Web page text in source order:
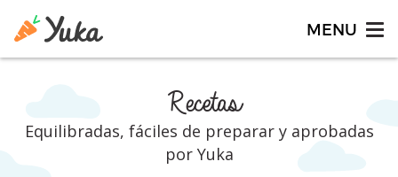
Recetas
Equilibradas, fáciles de preparar y aprobadas
por Yuka